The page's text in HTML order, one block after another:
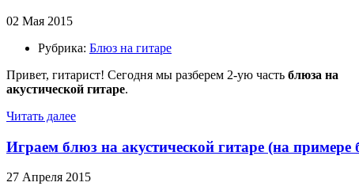
02 Мая 2015
Рубрика: Блюз на гитаре
Привет, гитарист! Сегодня мы разберем 2-ую часть блюза на
акустической гитаре.
Читать далее
Играем блюз на акустической гитаре (на
27 Апреля 2015